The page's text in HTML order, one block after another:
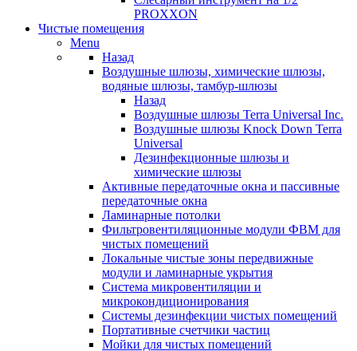
PROXXON
Чистые помещения
Menu
Назад
Воздушные шлюзы, химические шлюзы,
водяные шлюзы, тамбур-шлюзы
Назад
Воздушные шлюзы Terra Universal Inc.
Воздушные шлюзы Knock Down Terra
Universal
Дезинфекционные шлюзы и
химические шлюзы
Активные передаточные окна и пассивные
передаточные окна
Ламинарные потолки
Фильтровентиляционные модули ФВМ для
чистых помещений
Локальные чистые зоны передвижные
модули и ламинарные укрытия
Система микровентиляции и
микрокондиционирования
Системы дезинфекции чистых помещений
Портативные счетчики частиц
Мойки для чистых помещений